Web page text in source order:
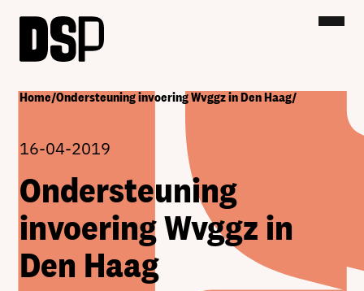
Home/Ondersteuning invoering Wvggz in Den Haag/
16-04-2019
Ondersteuning
invoering Wvggz in
Den Haag